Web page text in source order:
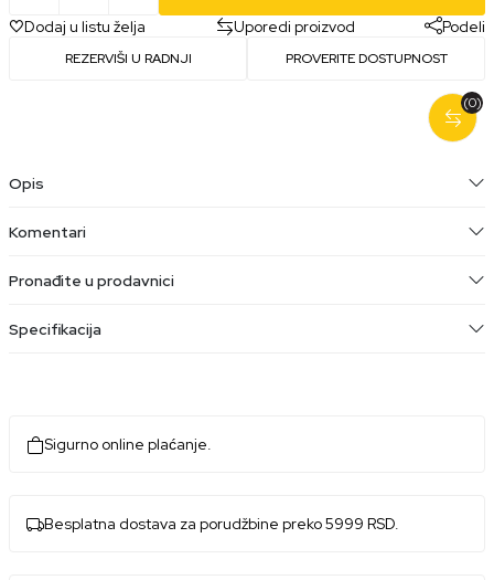
Dodaj u listu želja
Uporedi proizvod Podeli
REZERVIŠI U RADNJI PROVERITE DOSTUPNOST
(0)
Opis
Komentari
Pronađite u prodavnici
Specifikacija
Sigurno online plaćanje.
Besplatna dostava za porudžbine preko 5999 RSD.